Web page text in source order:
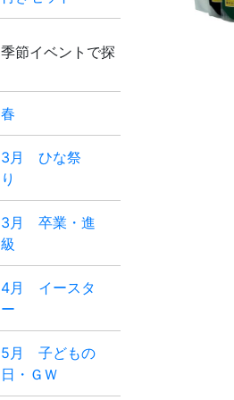
季節イベントで探
春
3月 ひな祭
り
3月 卒業・進
級
4月 イースタ
ー
5月 子どもの
日・ＧＷ